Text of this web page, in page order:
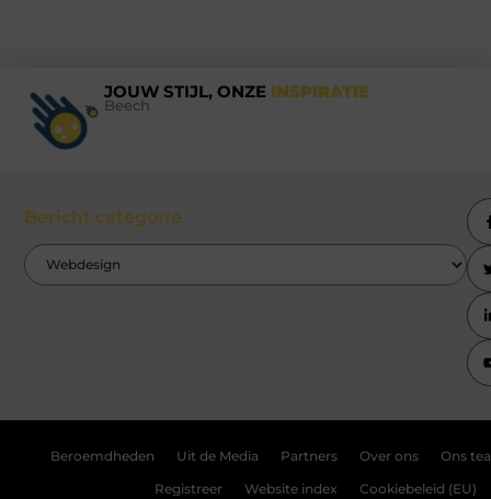
JOUW STIJL, ONZE INSPIRATIE
Beech
Bericht categorie
Beroemdheden Uit de Media Partners Over ons Ons
Registreer Website index Cookiebeleid (EU)